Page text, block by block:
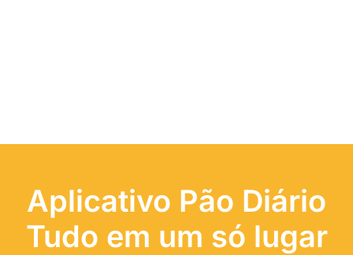
Aplicativo Pão Diário
Tudo em um só lugar